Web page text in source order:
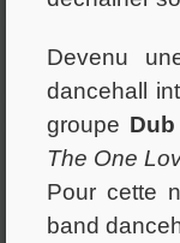
Devenu
dancehall
groupe
The One
Pour cette
band